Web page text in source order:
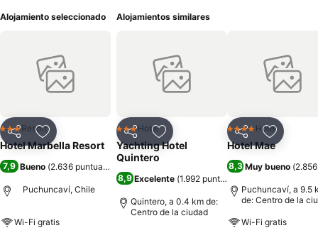
cancha de 27 hoyos con espectacular vista al mar, practicar tenis,
moderno, descansando en el acogedor SPA con piscina temperada,
gimnasio, sauna seco y húmedo, peluquería y cabina para una
gama de masajes que van de la relajación a la energización con los
un hotel 5 estrellas para el descanso, deporte y diversión, es un
lugar soñado para disfrutar todos los días del año.
Alojamiento seleccionado
CompartirAgregar a favoritos
3 Estrellas
Resort
Hotel Marbella Resort
7,9 Bueno (2.636 puntuaciones
Puchuncaví, Chile
Wi-Fi gratis
Alojamientos similares
CompartirAgregar a favoritos
3 Estrellas
Hotel
Yachting Hotel
Quintero
8,9 Excelente (1.992 puntuaciones
Quintero, a 0.4 km de:
Centro de la ciudad
CompartirAgregar
4 EstrellasHotel
Hotel Mae
8,3 Muy bueno (
Puchuncaví, a 9.5
de: Centro de la
Wi-Fi gratis